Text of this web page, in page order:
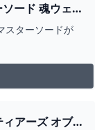
魂ウェ
スターソードが
アーズ オブ